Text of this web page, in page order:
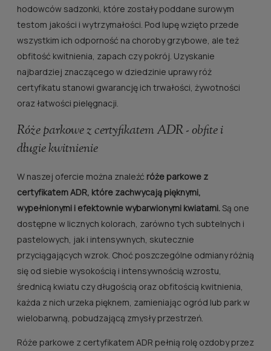
hodowców sadzonki, które zostały poddane surowym
testom jakości i wytrzymałości. Pod lupę wzięto przede
wszystkim ich odporność na choroby grzybowe, ale też
obfitość kwitnienia, zapach czy pokrój. Uzyskanie
najbardziej znaczącego w dziedzinie uprawy róż
certyfikatu stanowi gwarancję ich trwałości, żywotności
oraz łatwości pielęgnacji.
Róże parkowe z certyfikatem ADR - obfite i
długie kwitnienie
W naszej ofercie można znaleźć róże parkowe z
certyfikatem ADR, które zachwycają pięknymi,
wypełnionymi i efektownie wybarwionymi kwiatami.Są one
dostępne w licznych kolorach, zarówno tych subtelnych i
pastelowych, jak i intensywnych, skutecznie
przyciągających wzrok. Choć poszczególne odmiany różnią
się od siebie wysokością i intensywnością wzrostu,
średnicą kwiatu czy długością oraz obfitością kwitnienia,
każda z nich urzeka pięknem, zamieniając ogród lub park w
wielobarwną, pobudzającą zmysły przestrzeń.
Róże parkowe z certyfikatem ADR pełnią rolę ozdoby przez